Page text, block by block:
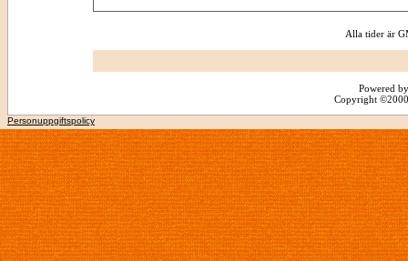
Alla tider är
Powered
Copyright
Personuppgiftspolicy